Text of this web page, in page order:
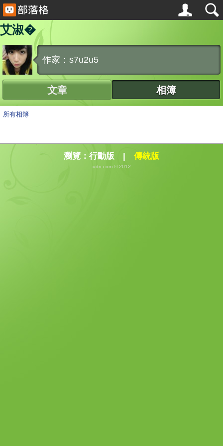
艾淑�
作家：s7u2u5
文章 相簿
所有相簿
瀏覽： 行動版 | 傳統版
udn.com © 2012